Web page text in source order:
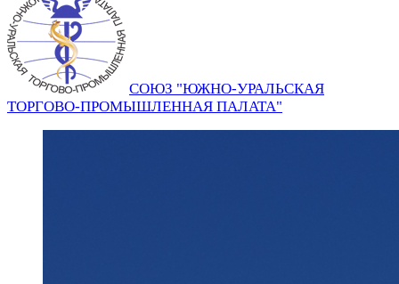
СОЮЗ "ЮЖНО-УРАЛЬСКАЯ
ТОРГОВО-ПРОМЫШЛЕННАЯ ПАЛАТА"